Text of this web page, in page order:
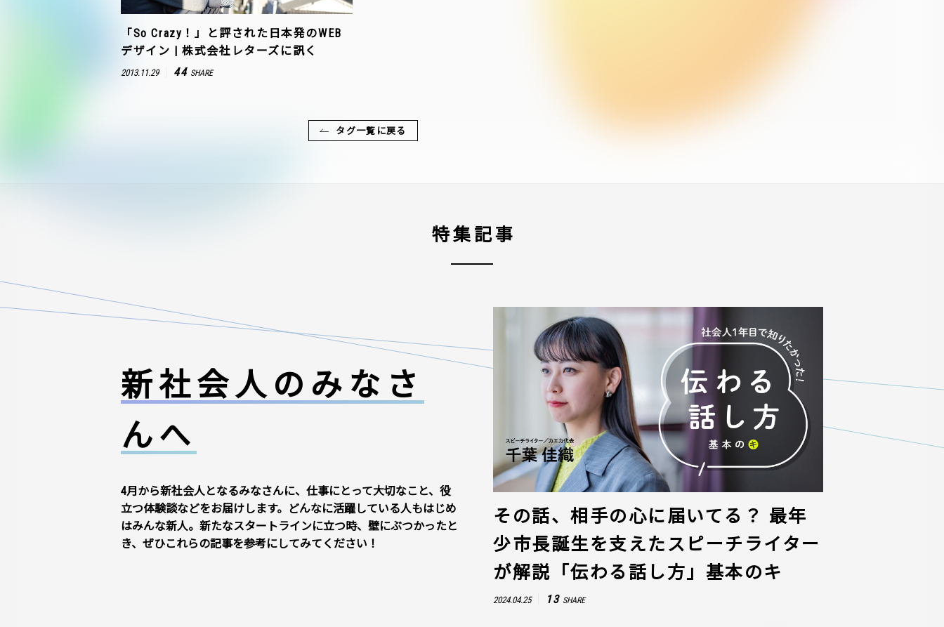
「So Crazy！」と評された日本発のWEB
デザイン | 株式会社レターズに訊く
2013.11.29 44 SHARE
タグ一覧に戻る
特集記事
新社会人のみなさ
んへ
4月から新社会人となるみなさんに、仕事にとって大切なこと、役
立つ体験談などをお届けします。どんなに活躍している人もはじめ
はみんな新人。新たなスタートラインに立つ時、壁にぶつかったと
き、ぜひこれらの記事を参考にしてみてください！
その話、相手の心に届いてる？ 最年
少市長誕生を支えたスピーチライター
が解説「伝わる話し方」基本のキ
2024.04.25 13 SHARE